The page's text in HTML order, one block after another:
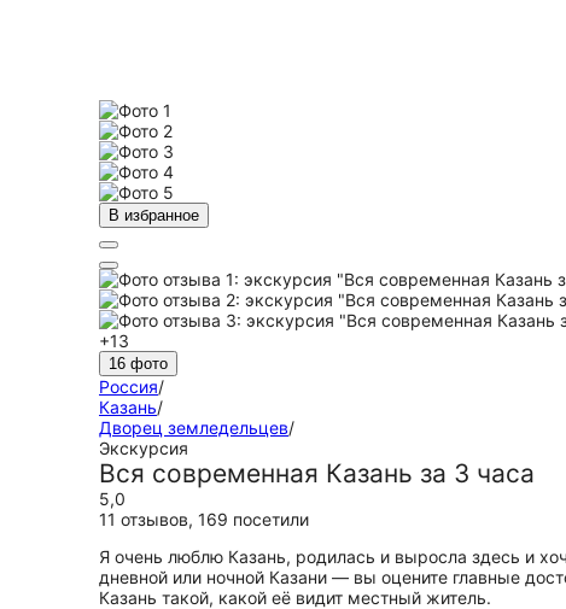
В избранное
+13
16 фото
Россия/
Казань/
Дворец земледельцев/
Экскурсия
Вся современная Казань за 3 часа
5,0
11 отзывов, 169 посетили
Я очень люблю Казань, родилась и выросла здесь и
дневной или ночной Казани — вы оцените главные
Казань такой, какой её видит местный житель.